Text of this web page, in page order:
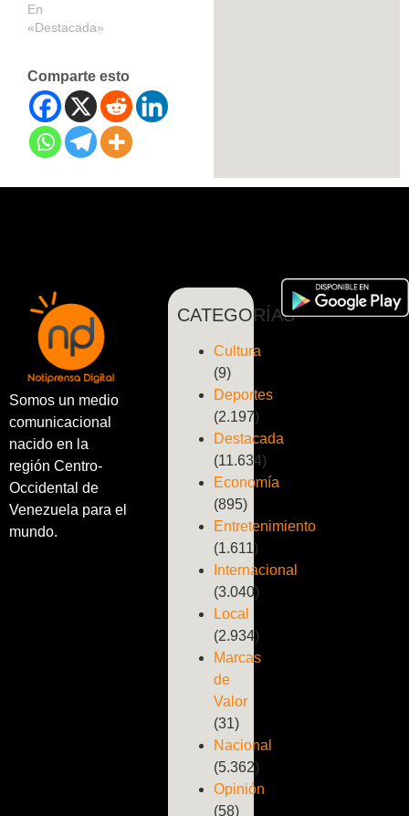
En
«Destacada»
Comparte esto
Somos un medio
comunicacional
nacido en la
región Centro-
Occidental de
Venezuela para el
mundo.
CATEGORÍAS
Cultura
(9)
Deportes
(2.197)
Destacada
(11.634)
Economía
(895)
Entretenimiento
(1.611)
Internacional
(3.040)
Local
(2.934)
Marcas
de
Valor
(31)
Nacional
(5.362)
Opinión
(58)